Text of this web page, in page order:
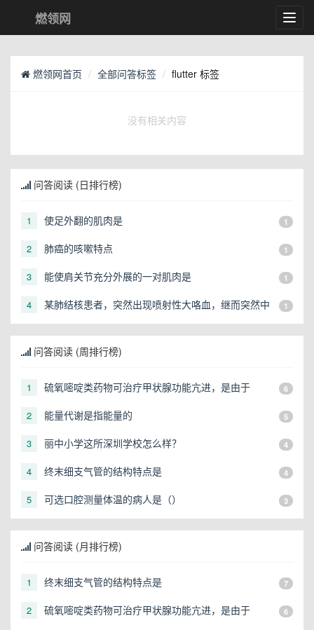
燃领网
燃领网首页 全部问答标签 flutter 标签
没有相关内容
问答阅读 (日排行榜)
1 使足外翻的肌肉是 1
2 肺癌的咳嗽特点 1
3 能使肩关节充分外展的一对肌肉是 1
4
某肺结核患者，突然出现喷射性大咯血，继而突然中
断，表情恐怖，大汗淋漓，此时首要的护理措施是
1
问答阅读 (周排行榜)
1 硫氧嘧啶类药物可治疗甲状腺功能亢进，是由于 6
2 能量代谢是指能量的 5
3 丽中小学这所深圳学校怎么样？ 4
4 终末细支气管的结构特点是 4
5 可选口腔测量体温的病人是（） 3
问答阅读 (月排行榜)
1 终末细支气管的结构特点是 7
2 硫氧嘧啶类药物可治疗甲状腺功能亢进，是由于 6